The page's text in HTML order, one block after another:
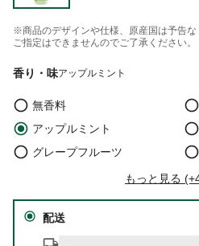
※商品のデザインや仕様、原産国は予告な
ご指定はできませんのでご了承ください。
香り・味アップルミント
無香料
アップルミント
グレープフルーツ
もっと見る
配送